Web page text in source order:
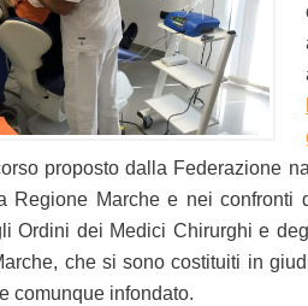
proposto dalla Federazione
Regione Marche e nei confronti
Ordini dei Medici Chirurghi e
che si sono costituiti in
comunque infondato.